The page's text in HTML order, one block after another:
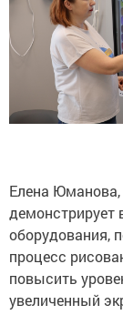
Елена Юманова,
демонстрирует
оборудования,
процесс
повысить
увеличенный